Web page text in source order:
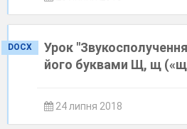
DOCX
Урок
його буквами Щ, щ
24 липня 2018